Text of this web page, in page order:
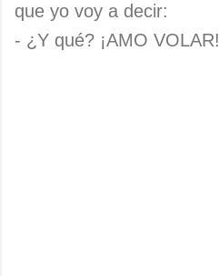
que yo voy a decir:
- ¿Y qué? ¡AMO VOLAR!